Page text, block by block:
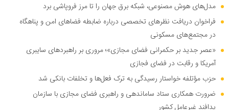
مدل‌های هوش مصنوعی، شبکه برق جهان را تا مرز فروپاشی برد
فراخوان دریافت نظر‌های تخصصی درباره ضابطه فضا‌های امن و پناهگاه
در مجتمع‌های مسکونی
«عصر جدید بر حکمرانی فضای مجازی»؛ مروری بر راهبرد‌های سایبری
آمریکا و رقابت در فضای فجازی
حزب مؤتلفه خواستار رسیدگی به ترک فعل‌ها و تخلفات بانکی شد
ضرورت همکاری ستاد ساماندهی و راهبری فضای مجازی با سازمان
پدافند غیرعامل کشور